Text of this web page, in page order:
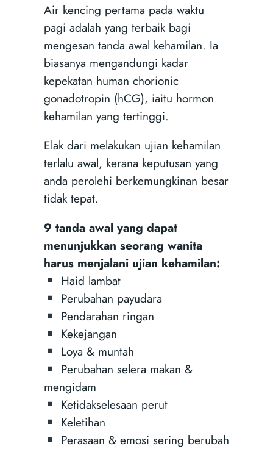
Air kencing pertama pada waktu
pagi adalah yang terbaik bagi
mengesan tanda awal kehamilan. Ia
biasanya mengandungi kadar
kepekatan human chorionic
gonadotropin (hCG), iaitu hormon
kehamilan yang tertinggi.
Elak dari melakukan ujian kehamilan
terlalu awal, kerana keputusan yang
anda perolehi berkemungkinan besar
tidak tepat.
9 tanda awal yang dapat
menunjukkan seorang wanita
harus menjalani ujian kehamilan:
Haid lambat
Perubahan payudara
Pendarahan ringan
Kekejangan
Loya & muntah
Perubahan selera makan &
mengidam
Ketidakselesaan perut
Keletihan
Perasaan & emosi sering berubah